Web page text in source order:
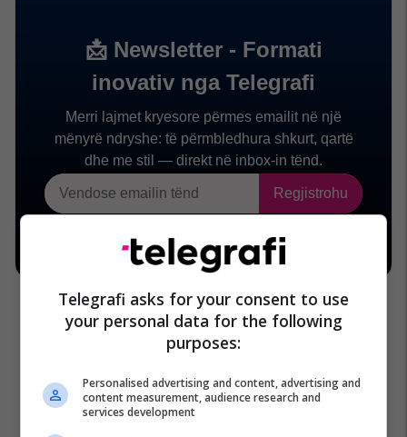
Telegrafi asks for your consent to use
your personal data for the following
purposes:
Personalised advertising and content, advertising and
content measurement, audience research and
services development